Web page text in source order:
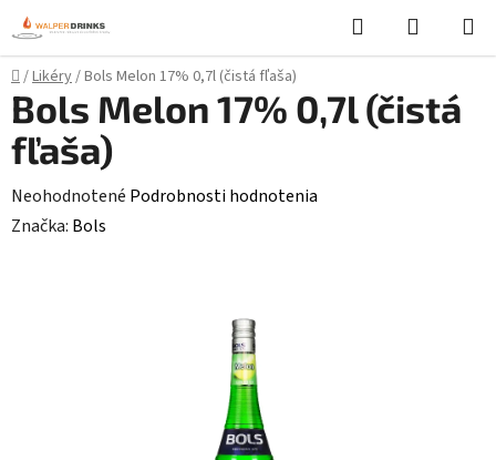
Prejsť
na
obsah
Hľadať
KOŠÍK
Domov
/Likéry/Bols Melon 17% 0,7l (čistá fľaša)
Bols Melon 17% 0,7l (čistá
fľaša)
Priemerné
hodnotenie
Neohodnotené Podrobnosti hodnotenia
Značka: Bols